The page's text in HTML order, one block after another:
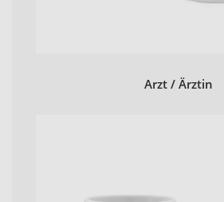
Arzt / Ärztin